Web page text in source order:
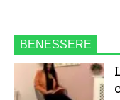
BENESSERE